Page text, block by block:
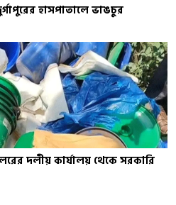
হাসপাতালে ভাঙচুর
দলীয় কার্যালয় থেকে সরকারি